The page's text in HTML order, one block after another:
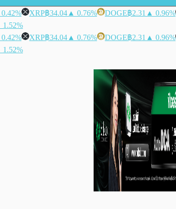
XRP฿34.04 ▲ 0.76% DOGE฿2.31 ▲ 0.96%
XRP฿34.04 ▲ 0.76% DOGE฿2.31 ▲ 0.96%